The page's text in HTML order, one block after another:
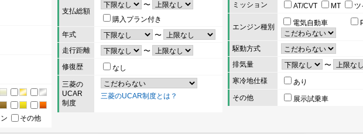
その他
支払総額
〜
購入プラン付き
年式
〜
走行距離
〜
修復歴
なし
三菱の
UCAR
制度
三菱のUCAR制度とは？
ミッション AT/CVT MT ツ
エンジン種別 電気自動車
駆動方式
排気量
〜
寒冷地仕様
あり
その他
展示試乗車